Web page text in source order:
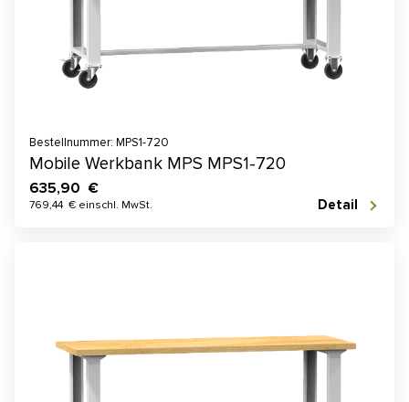
Bestellnummer: MPS1-720
Mobile Werkbank MPS MPS1-720
635,90 €
769,44 € einschl. MwSt. Detail